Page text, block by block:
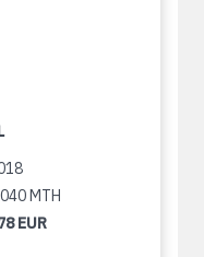
MTH
EUR